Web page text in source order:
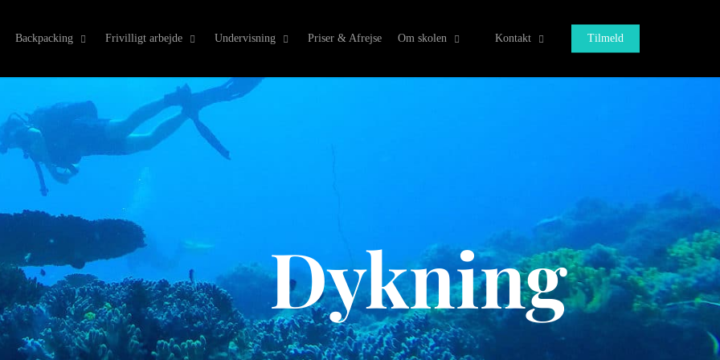
Backpacking Frivilligt arbejde Undervisning Priser & Afrejse Om skolen Kontakt Tilmeld
Dykning